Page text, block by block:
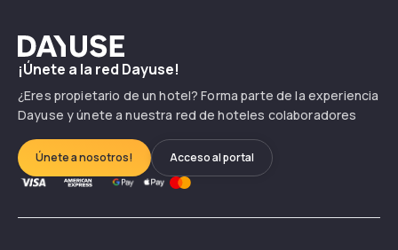
Dayuse
¡Únete a la red Dayuse!
¿Eres propietario de un hotel? Forma parte de la experiencia
Dayuse y únete a nuestra red de hoteles colaboradores
Únete a nosotros! Acceso al portal